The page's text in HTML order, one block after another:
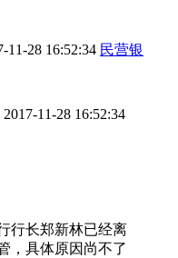
11-28 16:52:34 民营银
11-28 16:52:34
行长郑新林已经离
，具体原因尚不了